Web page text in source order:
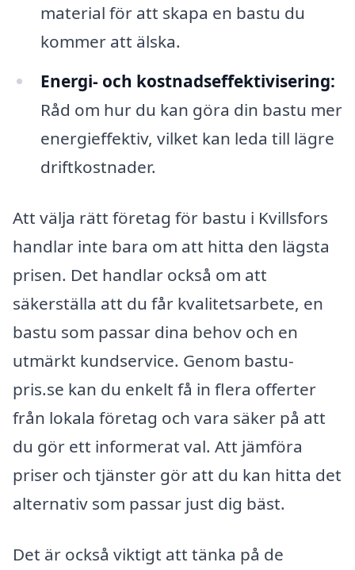
material för att skapa en bastu du
kommer att älska.
Energi- och kostnadseffektivisering:
Råd om hur du kan göra din bastu mer
energieffektiv, vilket kan leda till lägre
driftkostnader.
Att välja rätt företag för bastu i Kvillsfors
handlar inte bara om att hitta den lägsta
prisen. Det handlar också om att
säkerställa att du får kvalitetsarbete, en
bastu som passar dina behov och en
utmärkt kundservice. Genom bastu-
pris.se kan du enkelt få in flera offerter
från lokala företag och vara säker på att
du gör ett informerat val. Att jämföra
priser och tjänster gör att du kan hitta det
alternativ som passar just dig bäst.
Det är också viktigt att tänka på de